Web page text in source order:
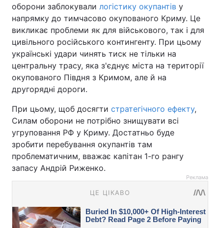
оборони заблокували логістику окупантів у
напрямку до тимчасово окупованого Криму. Це
викликає проблеми як для військового, так і для
цивільного російського контингенту. При цьому
українські удари чинять тиск не тільки на
центральну трасу, яка з'єднує міста на території
окупованого Півдня з Кримом, але й на
другорядні дороги.
При цьому, щоб досягти стратегічного ефекту,
Силам оборони не потрібно знищувати всі
угруповання РФ у Криму. Достатньо буде
зробити перебування окупантів там
проблематичним, вважає капітан 1-го рангу
запасу Андрій Риженко.
Реклама